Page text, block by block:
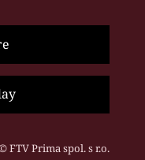
FTV Prima spol. s r.o.